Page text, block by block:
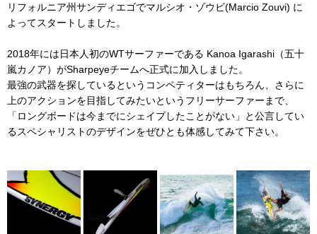
リフォルニア州サンディエゴでマルシオ・ゾウビ(Marcio Zouvi) に
よってスタートしました。
2018年には日本人初のWTサーファーである Kanoa Igarashi（五十
嵐カノア）がSharpeyeチームへ正式に加入しました。
最強の武器を探しているというコンペティターはもちろん、さらに
上のアクションを目指してみたいというフリーサーファーまで、
「ロングボードは今までにシェイプしたことがない」と公言してい
るスペシャリストのデザインをぜひとも体感してみて下さい。